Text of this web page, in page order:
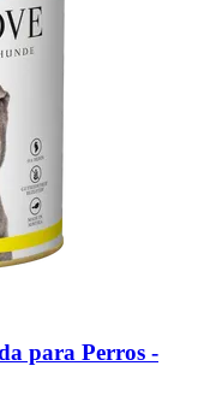
para Perros -​